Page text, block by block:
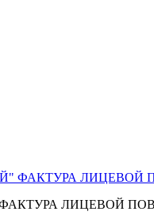
ФАКТУРА ЛИЦЕВОЙ